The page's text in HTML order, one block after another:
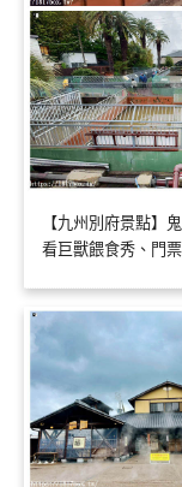
【九州別府景點】
看巨獸餵食秀、門